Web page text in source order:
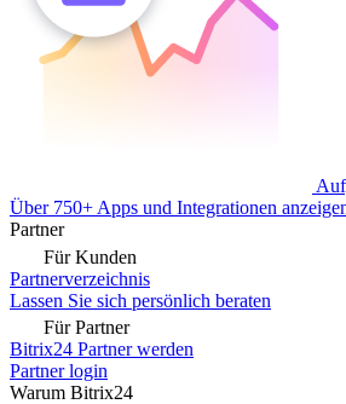
Über 750+ Apps und Integrationen
Partner
Für Kunden
Partnerverzeichnis
Lassen Sie sich persönlich beraten
Für Partner
Bitrix24 Partner werden
Partner login
Warum Bitrix24